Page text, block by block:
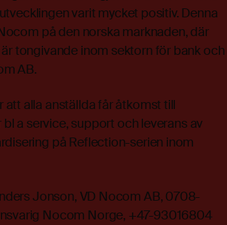
varit mycket positiv. Denna
på den norska marknaden, där
tongivande inom sektorn för bank och
AB.
alla anställda får åtkomst till
a service, support och leverans av
på Reflection-serien inom
Jonson, VD Nocom AB, 0708-
Nocom Norge, +47-93016804